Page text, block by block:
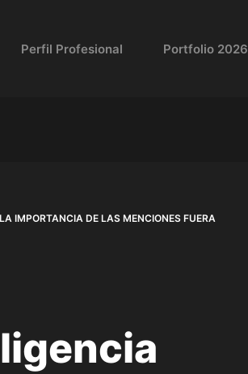
Perfil Profesional Portfolio 2026
IMPORTANCIA DE LAS MENCIONES FUERA